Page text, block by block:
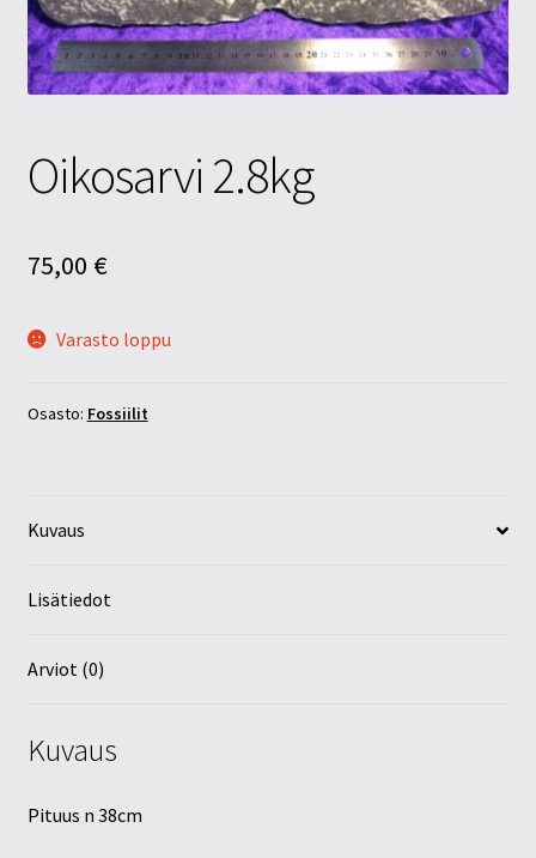
Tietosuojaseloste
Tuotteet
Oikosarvi 2.8kg
75,00 €
Varasto loppu
Osasto: Fossiilit
Kuvaus
Lisätiedot
Arviot (0)
Kuvaus
Pituus n 38cm